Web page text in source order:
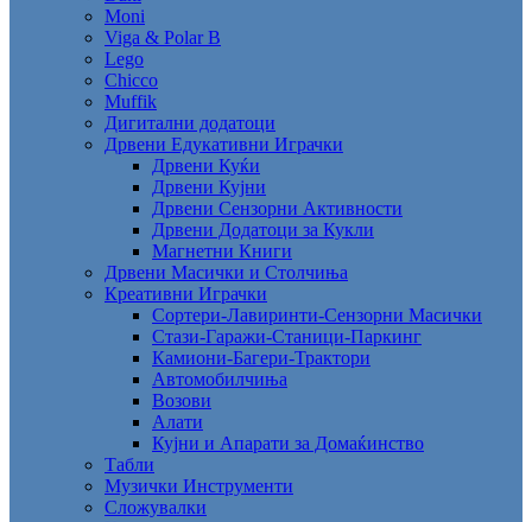
Moni
Viga & Polar B
Lego
Chicco
Muffik
Дигитални додатоци
Дрвени Едукативни Играчки
Дрвени Куќи
Дрвени Кујни
Дрвени Сензорни Активности
Дрвени Додатоци за Кукли
Магнетни Книги
Дрвени Масички и Столчиња
Креативни Играчки
Сортери-Лавиринти-Сензорни Масички
Стази-Гаражи-Станици-Паркинг
Камиони-Багери-Трактори
Автомобилчиња
Возови
Алати
Кујни и Апарати за Домаќинство
Табли
Музички Инструменти
Сложувалки